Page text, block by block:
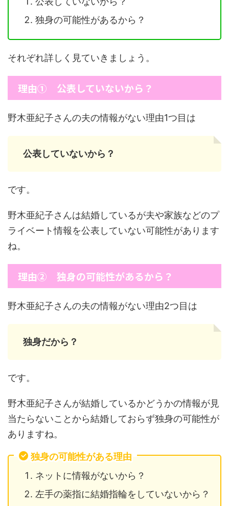
独身の可能性があるから？
それぞれ詳しく見ていきましょう。
理由① 公表していないから？
野木亜紀子さんの夫の情報がない理由1つ目は
公表していないから？
です。
野木亜紀子さんは結婚しているが夫や家族などのプ
ライベート情報を公表していない可能性があります
ね。
理由② 独身の可能性があるから？
野木亜紀子さんの夫の情報がない理由2つ目は
独身だから？
です。
野木亜紀子さんが結婚しているかどうかの情報が見
当たらないことから結婚しておらず独身の可能性が
ありますね。
独身の可能性がある理由
ネットに情報がないから？
左手の薬指に結婚指輪をしていないから？